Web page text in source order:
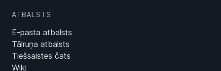
ATBALSTS
E-pasta atbalsts
Tālruņa atbalsts
Tiešsaistes čats
Wiki